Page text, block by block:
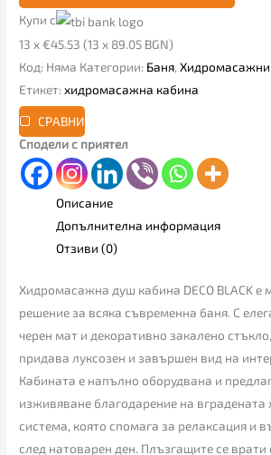
Купи с
13 x €45.53 (13 x 89.05 BGN)
Код: Няма Категории: Баня,
Етикет:хидромасажна кабина
СРАВНИ
Сподели с приятел
Описание
Допълнителна информация
Отзиви (0)
Хидромасажна душ кабина DECO BLACK е
решение за всяка съвременна баня. С
черен мат и декоративно закалено
придава луксозен и завършен вид на
Кабината е напълно оборудвана и
изживяване благодарение на
система, която спомага за релаксация и
след натоварен ден. Плъзгащите се врати